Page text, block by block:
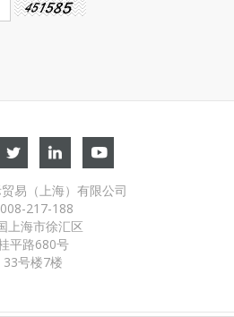
易（上海）有限公司
217-188
上海市徐汇区
平路680号
33号楼7楼